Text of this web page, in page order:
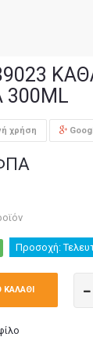
300ML
χρήση
Προσοχή: